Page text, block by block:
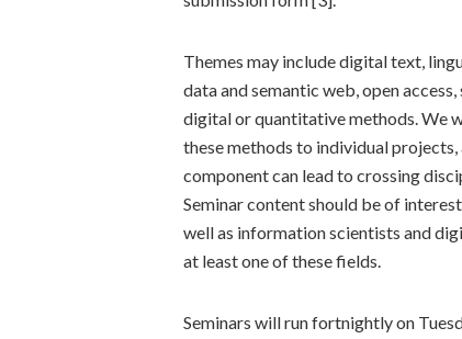
Themes may include digital text,
data and semantic web, open
digital or quantitative methods. We
these methods to individual
component can lead to crossing
Seminar content should be of
well as information scientists and
at least one of these fields.
Seminars will run fortnightly on